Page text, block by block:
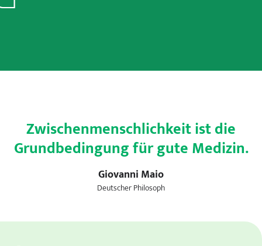
Zwischenmenschlichkeit ist die
Grundbedingung für gute Medizin.
Giovanni Maio
Deutscher Philosoph